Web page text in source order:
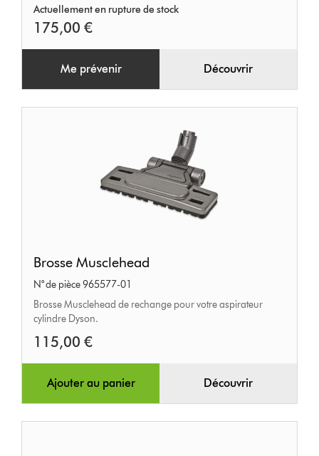
Actuellement en rupture de stock
175,00 €
Me prévenir Découvrir
Musclehead
Brosse Musclehead
N° de pièce 965577-01
Brosse Musclehead de rechange pour votre aspirateur
cylindre Dyson.
115,00 €
Ajouter au panier Découvrir